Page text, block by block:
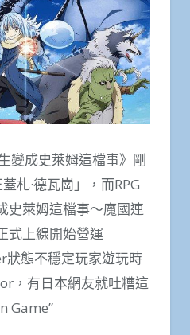
變成史萊姆這檔事》剛
札·德瓦崗」，而RPG
史萊姆這檔事～魔國連
式上線開始營運
狀態不穩定玩家遊玩時
，有日本網友就吐糟這
Game”